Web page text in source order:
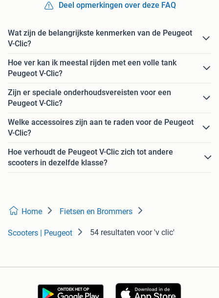
Deel opmerkingen over deze FAQ
Wat zijn de belangrijkste kenmerken van de Peugeot
V-Clic?
Hoe ver kan ik meestal rijden met een volle tank
Peugeot V-Clic?
Zijn er speciale onderhoudsvereisten voor een
Peugeot V-Clic?
Welke accessoires zijn aan te raden voor de Peugeot
V-Clic?
Hoe verhoudt de Peugeot V-Clic zich tot andere
scooters in dezelfde klasse?
Home Fietsen en Brommers
Scooters | Peugeot 54 resultaten voor 'v clic'